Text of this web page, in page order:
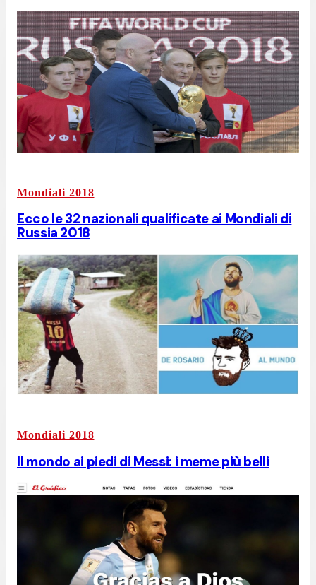
Mondiali 2018
Ecco le 32 nazionali qualificate ai Mondiali di
Russia 2018
Mondiali 2018
Il mondo ai piedi di Messi: i meme più belli